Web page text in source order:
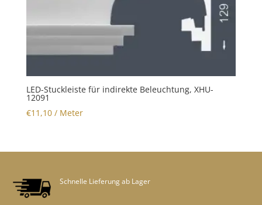
LED-Stuckleiste für indirekte Beleuchtung, XHU-
12091
€11,10/ Meter
Schnelle Lieferung ab Lager